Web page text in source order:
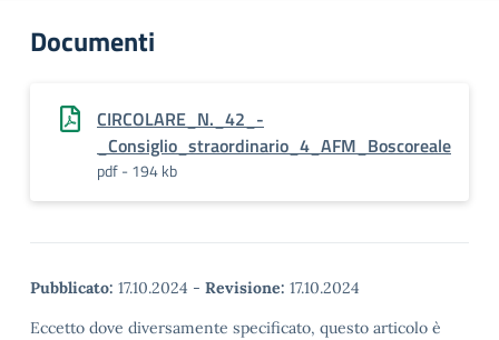
Documenti
CIRCOLARE_N._42_-
_Consiglio_straordinario_4_AFM_Boscoreale
pdf - 194 kb
Pubblicato: 17.10.2024 - Revisione: 17.10.2024
Eccetto dove diversamente specificato, questo articolo è